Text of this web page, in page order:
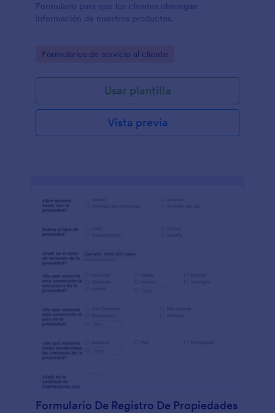
Formulario para que los clientes obtengan
información de nuestros productos.
Go to Category:
Formularios de servicio al cliente
Usar plantilla
Vista previa
Formulario De Registro De Propiedades